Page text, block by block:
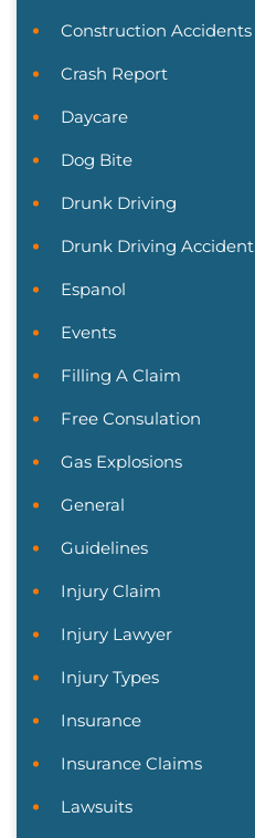
Construction Accidents
Crash Report
Daycare
Dog Bite
Drunk Driving
Drunk Driving Accident
Espanol
Events
Filling A Claim
Free Consulation
Gas Explosions
General
Guidelines
Injury Claim
Injury Lawyer
Injury Types
Insurance
Insurance Claims
Lawsuits